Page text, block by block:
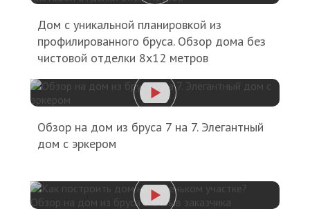
Дом с уникальной планировкой из
профилированного бруса. Обзор дома без
чистовой отделки 8х12 метров
Обзор на дом из бруса 7 на 7. Элегантный
дом с эркером